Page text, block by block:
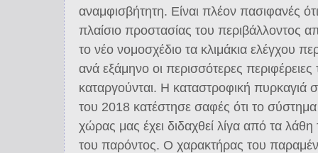
αναμφισβήτητη. Είναι πλέον πασιφανές
πλαίσιο προστασίας του περιβάλλοντος
το νέο νομοσχέδιο τα κλιμάκια ελέγχου
ανά εξάμηνο οι περισσότερες
καταργούνται. Η καταστροφική πυρκαγιά
του 2018 κατέστησε σαφές ότι το
χώρας μας έχει διδαχθεί λίγα από τα
του παρόντος. Ο χαρακτήρας του